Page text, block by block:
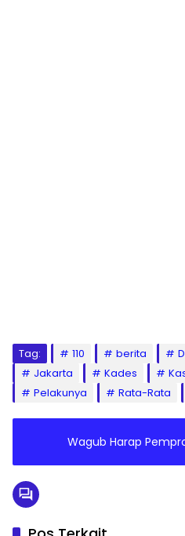
Tag: 110 berita
Jakarta
Kades
Pelakunya
Rata-Rata
Wagub Harap